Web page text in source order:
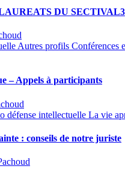
DU SECTIVAL3
Autres profils Conférences
– Appels à participants
défense intellectuelle La vie
: conseils de notre juriste